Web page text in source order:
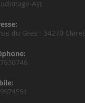
Ast
du Gres - 34270 Claret